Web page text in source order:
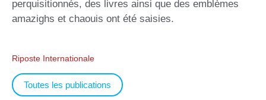
perquisitionnés, des livres ainsi que des emblèmes
amazighs et chaouis ont été saisies.
Riposte Internationale
Toutes les publications